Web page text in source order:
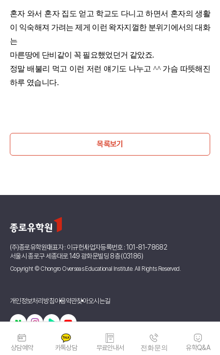
혼자 와서 혼자 집도 얻고 학교도 다니고 하면서 혼자의 생활
이 익숙해져 가려는 제게 이런 왁자지껄한 분위기에서의 대화
는
마른땅에 단비같이 꼭 필요했었던거 같았죠.
정말 배불리 먹고 이런 저런 얘기도 나누고 ^^ 가슴 따뜻해진
하루 였습니다.
목록보기
상담예약 카톡상담 무료안내서 전화문의 유학Q&A
(주)종로유학원대표자 : 이규헌사업자등록번호 : 101-81-78682
서울시 종로구 세종대로 149 광화문빌딩 8층 (03186)
Copyright © Chongro Overseas Educational Institute. All Rights Reserved.
개인정보처리방침이용약관찾아오시는길